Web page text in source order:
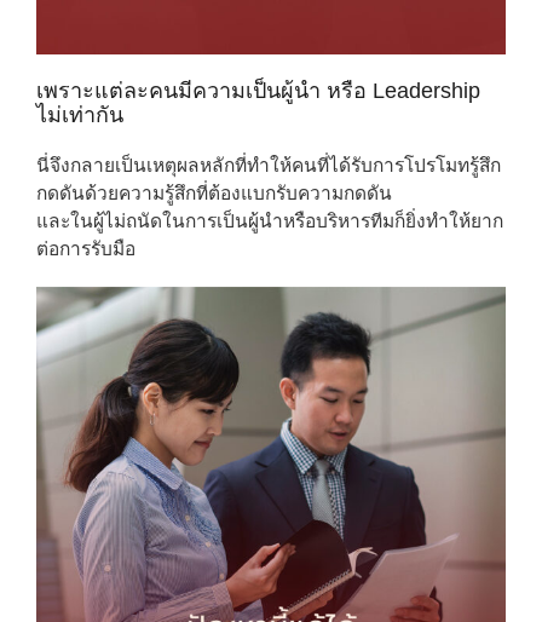
เพราะแต่ละคนมีความเป็นผู้นำ หรือ Leadership
ไม่เท่ากัน
นี่จึงกลายเป็นเหตุผลหลักที่ทำให้คนที่ได้รับการโปรโมทรู้สึก
กดดันด้วยความรู้สึกที่ต้องแบกรับความกดดัน
และในผู้ไม่ถนัดในการเป็นผู้นำหรือบริหารทีมก็ยิ่งทำให้ยาก
ต่อการรับมือ